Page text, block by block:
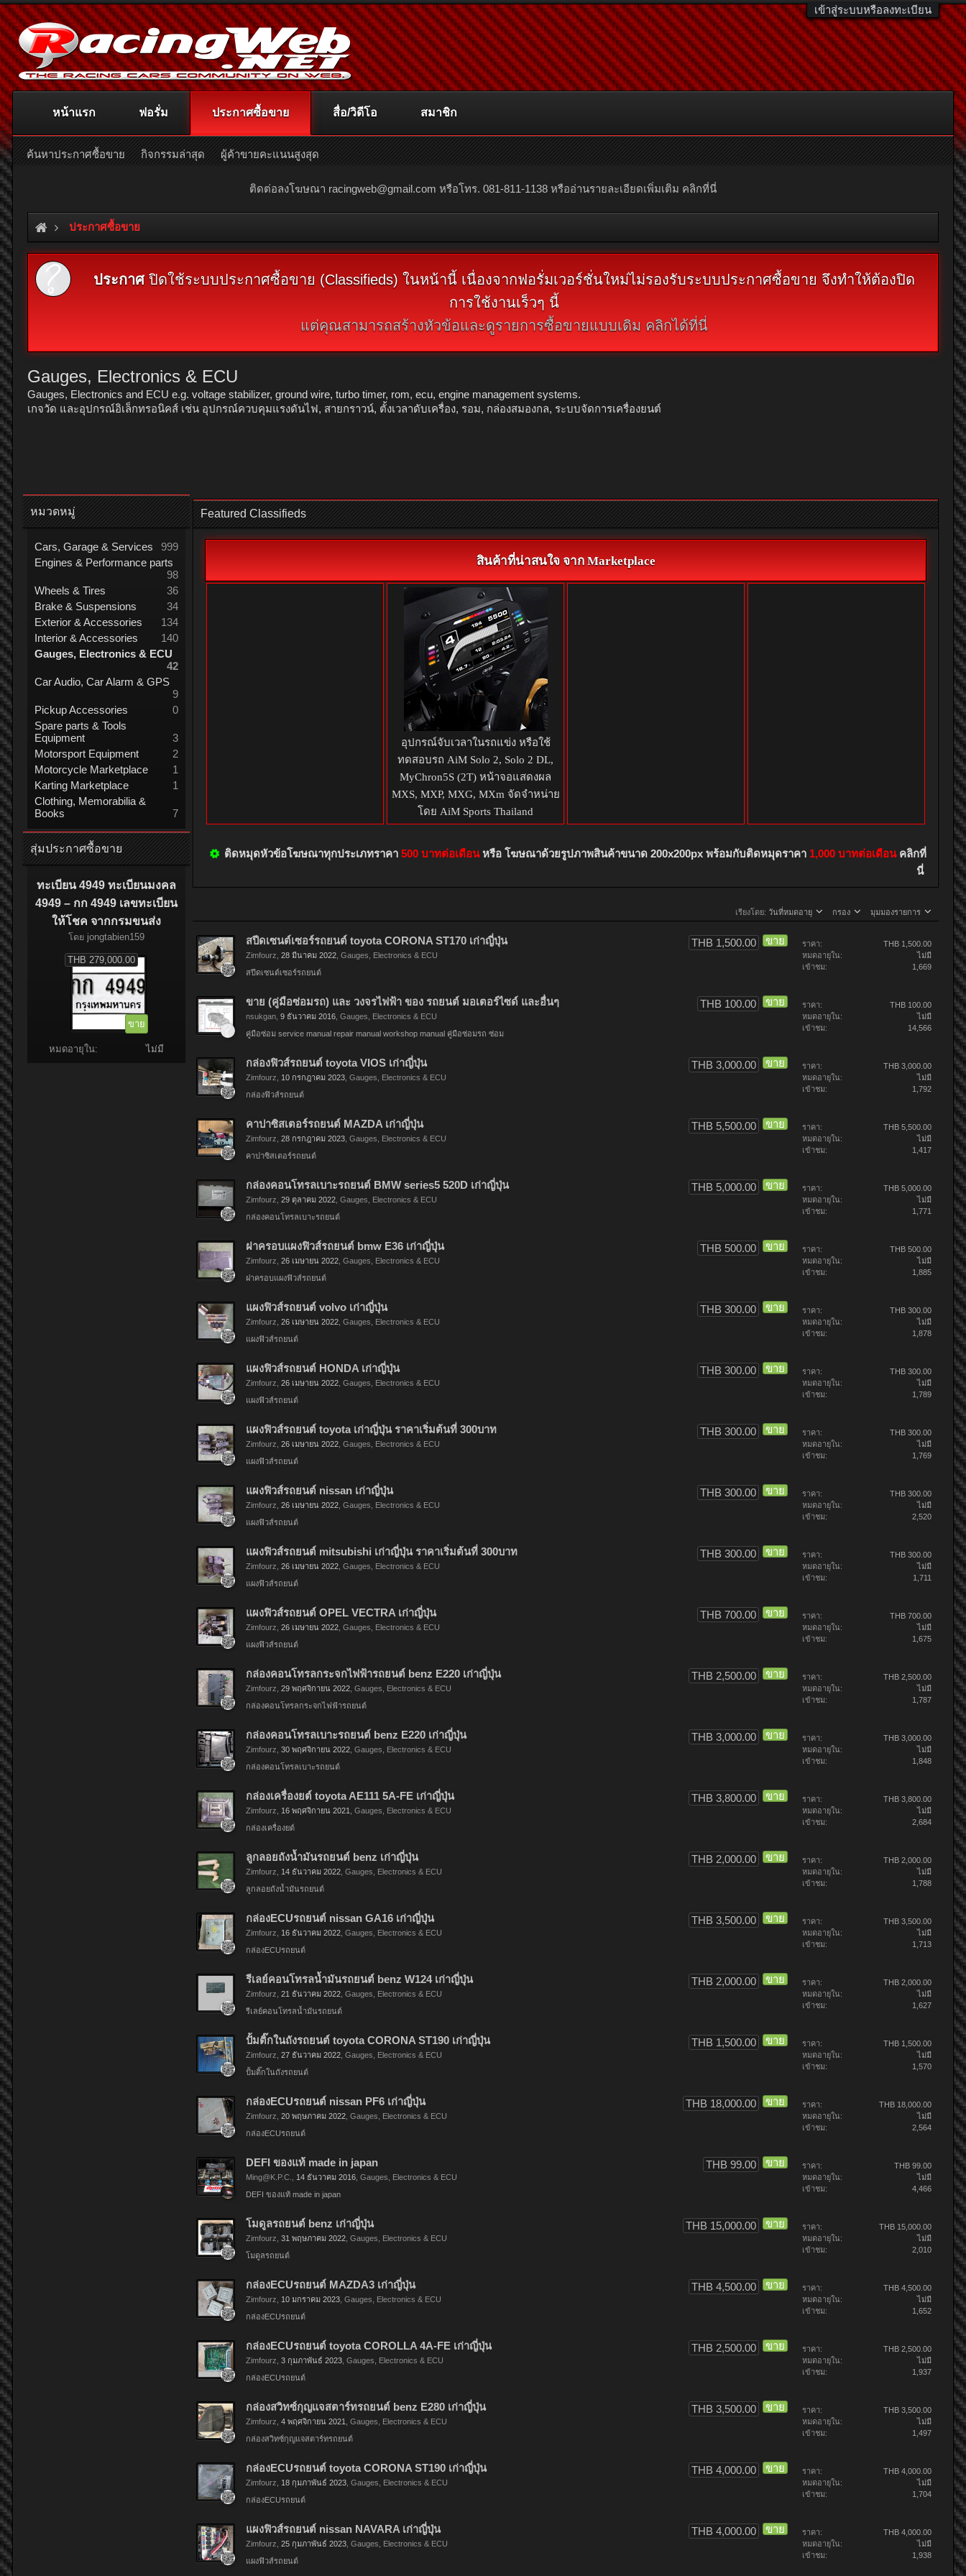
เข้าสู่ระบบหรือลงทะเบียน
ติดต่อลงโฆษณา racingweb@gmail.com หรือโทร. 081-811-1138 หรืออ่านรายละเอียดเพิ่มเติม คลิกที่นี่
ประกาศซื้อขาย
ประกาศปิดใช้ระบบประกาศซื้อขาย (Classifieds) ในหน้านี้ เนื่องจากฟอรั่มเวอร์ชั่นใหม่ไม่รองรับระบบประกาศซื้อขาย จึงทำให้ต้องปิด
การใช้งานเร็วๆ นี้
แต่คุณสามารถสร้างหัวข้อและดูรายการซื้อขายแบบเดิม คลิกได้ที่นี่
Gauges, Electronics & ECU
Gauges, Electronics and ECU e.g. voltage stabilizer, ground wire, turbo timer, rom, ecu, engine management systems.
เกจวัด และอุปกรณ์อิเล็กทรอนิคส์ เช่น อุปกรณ์ควบคุมแรงดันไฟ, สายกราวน์, ตั้งเวลาดับเครื่อง, รอม, กล่องสมองกล, ระบบจัดการเครื่องยนต์
หมวดหมู่
Cars, Garage & Services
999
Engines & Performance parts
98
Wheels & Tires
36
Brake & Suspensions
34
Exterior & Accessories
134
Interior & Accessories
140
Gauges, Electronics & ECU
42
Car Audio, Car Alarm & GPS
9
Pickup Accessories
0
Spare parts & Tools
Equipment
3
Motorsport Equipment
2
Motorcycle Marketplace
1
Karting Marketplace
1
Clothing, Memorabilia &
Books
7
สุ่มประกาศซื้อขาย
ทะเบียน 4949 ทะเบียนมงคล
4949 – กก 4949 เลขทะเบียน
ให้โชค จากกรมขนส่ง
โดย jongtabien159
ขาย
THB 279,000.00
หมดอายุใน: ไม่มี
Featured Classifieds
สินค้าที่น่าสนใจ จาก Marketplace
อุปกรณ์จับเวลาในรถแข่ง หรือใช้
ทดสอบรถ AiM Solo 2, Solo 2 DL,
MyChron5S (2T) หน้าจอแสดงผล
MXS, MXP, MXG, MXm จัดจำหน่าย
โดย AiM Sports Thailand
ติดหมุดหัวข้อโฆษณาทุกประเภทราคา 500 บาทต่อเดือนหรือ โฆษณาด้วยรูปภาพสินค้าขนาด 200x200px พร้อมกับติดหมุดราคา 1,000 บาทต่อเดือนคลิกที่
นี่
เรียงโดย: วันที่หมดอายุ กรอง มุมมองรายการ
ขาย
THB 1,500.00
สปีดเซนต์เซอร์รถยนต์ toyota CORONA ST170 เก่าญี่ปุ่น
Zimfourz 28 มีนาคม 2022 Gauges, Electronics & ECU
สปีดเซนต์เซอร์รถยนต์
ราคา:
THB 1,500.00
หมดอายุใน:
ไม่มี
เข้าชม:
1,669
ขาย
THB 100.00
ขาย (คู่มือซ่อมรถ) และ วงจรไฟฟ้า ของ รถยนต์ มอเตอร์ไซด์ และอื่นๆ
nsukgan 9 ธันวาคม 2016 Gauges, Electronics & ECU
คู่มือซ่อม service manual repair manual workshop manual คู่มือซ่อมรถ ซ่อม
ราคา:
THB 100.00
หมดอายุใน:
ไม่มี
เข้าชม:
14,566
ขาย
THB 3,000.00
กล่องฟิวส์รถยนต์ toyota VIOS เก่าญี่ปุ่น
Zimfourz 10 กรกฎาคม 2023 Gauges, Electronics & ECU
กล่องฟิวส์รถยนต์
ราคา:
THB 3,000.00
หมดอายุใน:
ไม่มี
เข้าชม:
1,792
ขาย
THB 5,500.00
คาปาซิสเตอร์รถยนต์ MAZDA เก่าญี่ปุ่น
Zimfourz 28 กรกฎาคม 2023 Gauges, Electronics & ECU
คาปาซิสเตอร์รถยนต์
ราคา:
THB 5,500.00
หมดอายุใน:
ไม่มี
เข้าชม:
1,417
ขาย
THB 5,000.00
กล่องคอนโทรลเบาะรถยนต์ BMW series5 520D เก่าญี่ปุ่น
Zimfourz 29 ตุลาคม 2022 Gauges, Electronics & ECU
กล่องคอนโทรลเบาะรถยนต์
ราคา:
THB 5,000.00
หมดอายุใน:
ไม่มี
เข้าชม:
1,771
ขาย
THB 500.00
ฝาครอบแผงฟิวส์รถยนต์ bmw E36 เก่าญี่ปุ่น
Zimfourz 26 เมษายน 2022 Gauges, Electronics & ECU
ฝาครอบแผงฟิวส์รถยนต์
ราคา:
THB 500.00
หมดอายุใน:
ไม่มี
เข้าชม:
1,885
ขาย
THB 300.00
แผงฟิวส์รถยนต์ volvo เก่าญี่ปุ่น
Zimfourz 26 เมษายน 2022 Gauges, Electronics & ECU
แผงฟิวส์รถยนต์
ราคา:
THB 300.00
หมดอายุใน:
ไม่มี
เข้าชม:
1,878
ขาย
THB 300.00
แผงฟิวส์รถยนต์ HONDA เก่าญี่ปุ่น
Zimfourz 26 เมษายน 2022 Gauges, Electronics & ECU
แผงฟิวส์รถยนต์
ราคา:
THB 300.00
หมดอายุใน:
ไม่มี
เข้าชม:
1,789
ขาย
THB 300.00
แผงฟิวส์รถยนต์ toyota เก่าญี่ปุ่น ราคาเริ่มต้นที่ 300บาท
Zimfourz 26 เมษายน 2022 Gauges, Electronics & ECU
แผงฟิวส์รถยนต์
ราคา:
THB 300.00
หมดอายุใน:
ไม่มี
เข้าชม:
1,769
ขาย
THB 300.00
แผงฟิวส์รถยนต์ nissan เก่าญี่ปุ่น
Zimfourz 26 เมษายน 2022 Gauges, Electronics & ECU
แผงฟิวส์รถยนต์
ราคา:
THB 300.00
หมดอายุใน:
ไม่มี
เข้าชม:
2,520
ขาย
THB 300.00
แผงฟิวส์รถยนต์ mitsubishi เก่าญี่ปุ่น ราคาเริ่มต้นที่ 300บาท
Zimfourz 26 เมษายน 2022 Gauges, Electronics & ECU
แผงฟิวส์รถยนต์
ราคา:
THB 300.00
หมดอายุใน:
ไม่มี
เข้าชม:
1,711
ขาย
THB 700.00
แผงฟิวส์รถยนต์ OPEL VECTRA เก่าญี่ปุ่น
Zimfourz 26 เมษายน 2022 Gauges, Electronics & ECU
แผงฟิวส์รถยนต์
ราคา:
THB 700.00
หมดอายุใน:
ไม่มี
เข้าชม:
1,675
ขาย
THB 2,500.00
กล่องคอนโทรลกระจกไฟฟ้ารถยนต์ benz E220 เก่าญี่ปุ่น
Zimfourz 29 พฤศจิกายน 2022 Gauges, Electronics & ECU
กล่องคอนโทรลกระจกไฟฟ้ารถยนต์
ราคา:
THB 2,500.00
หมดอายุใน:
ไม่มี
เข้าชม:
1,787
ขาย
THB 3,000.00
กล่องคอนโทรลเบาะรถยนต์ benz E220 เก่าญี่ปุ่น
Zimfourz 30 พฤศจิกายน 2022 Gauges, Electronics & ECU
กล่องคอนโทรลเบาะรถยนต์
ราคา:
THB 3,000.00
หมดอายุใน:
ไม่มี
เข้าชม:
1,848
ขาย
THB 3,800.00
กล่องเครื่องยต์ toyota AE111 5A-FE เก่าญี่ปุ่น
Zimfourz 16 พฤศจิกายน 2021
Gauges, Electronics & ECU
กล่องเครื่องยต์
ราคา:
THB 3,800.00
หมดอายุใน:
ไม่มี
เข้าชม:
2,684
ขาย
THB 2,000.00
ลูกลอยถังน้ำมันรถยนต์ benz เก่าญี่ปุ่น
Zimfourz 14 ธันวาคม 2022 Gauges, Electronics & ECU
ลูกลอยถังน้ำมันรถยนต์
ราคา:
THB 2,000.00
หมดอายุใน:
ไม่มี
เข้าชม:
1,788
ขาย
THB 3,500.00
กล่องECUรถยนต์ nissan GA16 เก่าญี่ปุ่น
Zimfourz 16 ธันวาคม 2022 Gauges, Electronics & ECU
กล่องECUรถยนต์
ราคา:
THB 3,500.00
หมดอายุใน:
ไม่มี
เข้าชม:
1,713
ขาย
THB 2,000.00
รีเลย์คอนโทรลน้ำมันรถยนต์ benz W124 เก่าญี่ปุ่น
Zimfourz 21 ธันวาคม 2022 Gauges, Electronics & ECU
รีเลย์คอนโทรลน้ำมันรถยนต์
ราคา:
THB 2,000.00
หมดอายุใน:
ไม่มี
เข้าชม:
1,627
ขาย
THB 1,500.00
ปั้มติ๊กในถังรถยนต์ toyota CORONA ST190 เก่าญี่ปุ่น
Zimfourz 27 ธันวาคม 2022 Gauges, Electronics & ECU
ปั้มติ๊กในถังรถยนต์
ราคา:
THB 1,500.00
หมดอายุใน:
ไม่มี
เข้าชม:
1,570
ขาย
THB 18,000.00
กล่องECUรถยนต์ nissan PF6 เก่าญี่ปุ่น
Zimfourz 20 พฤษภาคม 2022 Gauges, Electronics & ECU
กล่องECUรถยนต์
ราคา:
THB 18,000.00
หมดอายุใน:
ไม่มี
เข้าชม:
2,564
ขาย
THB 99.00
DEFI ของแท้ made in japan
Ming@K.P.C 14 ธันวาคม 2016 Gauges, Electronics & ECU
DEFI ของแท้ made in japan
ราคา:
THB 99.00
หมดอายุใน:
ไม่มี
เข้าชม:
4,466
ขาย
THB 15,000.00
โมดูลรถยนต์ benz เก่าญี่ปุ่น
Zimfourz 31 พฤษภาคม 2022 Gauges, Electronics & ECU
โมดูลรถยนต์
ราคา:
THB 15,000.00
หมดอายุใน:
ไม่มี
เข้าชม:
2,010
ขาย
THB 4,500.00
กล่องECUรถยนต์ MAZDA3 เก่าญี่ปุ่น
Zimfourz 10 มกราคม 2023 Gauges, Electronics & ECU
กล่องECUรถยนต์
ราคา:
THB 4,500.00
หมดอายุใน:
ไม่มี
เข้าชม:
1,652
ขาย
THB 2,500.00
กล่องECUรถยนต์ toyota COROLLA 4A-FE เก่าญี่ปุ่น
Zimfourz 3 กุมภาพันธ์ 2023 Gauges, Electronics & ECU
กล่องECUรถยนต์
ราคา:
THB 2,500.00
หมดอายุใน:
ไม่มี
เข้าชม:
1,937
ขาย
THB 3,500.00
กล่องสวิทซ์กุญแจสตาร์ทรถยนต์ benz E280 เก่าญี่ปุ่น
Zimfourz 4 พฤศจิกายน 2021
Gauges, Electronics & ECU
กล่องสวิทซ์กุญแจสตาร์ทรถยนต์
ราคา:
THB 3,500.00
หมดอายุใน:
ไม่มี
เข้าชม:
1,497
ขาย
THB 4,000.00
กล่องECUรถยนต์ toyota CORONA ST190 เก่าญี่ปุ่น
Zimfourz 18 กุมภาพันธ์ 2023 Gauges, Electronics & ECU
กล่องECUรถยนต์
ราคา:
THB 4,000.00
หมดอายุใน:
ไม่มี
เข้าชม:
1,704
ขาย
THB 4,000.00
แผงฟิวส์รถยนต์ nissan NAVARA เก่าญี่ปุ่น
Zimfourz 25 กุมภาพันธ์ 2023 Gauges, Electronics & ECU
แผงฟิวส์รถยนต์
ราคา:
THB 4,000.00
หมดอายุใน:
ไม่มี
เข้าชม:
1,938
หน้าแรก ฟอรั่ม ประกาศซื้อขาย
ค้นหาประกาศซื้อขาย กิจกรรมล่าสุด ผู้ค้าขายคะแนนสูงสุด
สื่อ/วิดีโอ สมาชิก